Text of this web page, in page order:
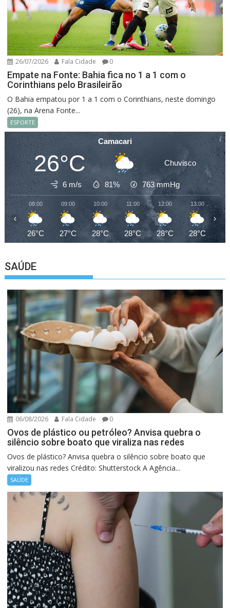
26/07/2026 Fala Cidade 0
Empate na Fonte: Bahia fica no 1 a 1 com o
Corinthians pelo Brasileirão
O Bahia empatou por 1 a 1 com o Corinthians, neste domingo
(26), na Arena Fonte...
ESPORTE
Camacari
26°C Chuvisco
6 m/s 81% 763mmHg
08:00
26°C
09:00
27°C
10:00
28°C
11:00
28°C
12:00
28°C
13:00
28°C
‹ ›
SAÚDE
06/08/2026 Fala Cidade 0
Ovos de plástico ou petróleo? Anvisa quebra o
silêncio sobre boato que viraliza nas redes
Ovos de plástico? Anvisa quebra o silêncio sobre boato que
viralizou nas redes Crédito: Shutterstock A Agência...
SAÚDE